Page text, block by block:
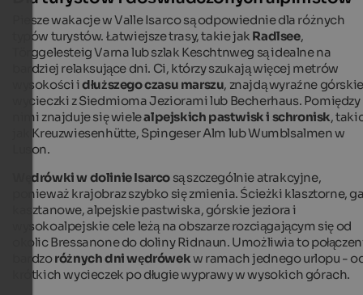
Piesze wakacje w Valle Isarco są odpowiednie dla różnych
typów turystów. Łatwiejsze trasy, takie jak Radlsee,
Törggelesteig Varna lub szlak Keschtnweg są idealne na
bardziej relaksujące dni. Ci, którzy szukają więcej metrów
wysokości idłuższego czasu marszu, znajdą wyraźne górskie
wycieczki z Siedmioma Jeziorami lub Becherhaus. Pomiędzy
nimi znajduje się wielealpejskich pastwisk i schronisk,
jak Kreuzwiesenhütte, Spingeser Alm lub Wumblsalmen w
Luson.
Wędrówki w dolinie Isarco są szczególnie atrakcyjne,
ponieważ krajobraz szybko się zmienia. Ścieżki klasztorne,
kasztanowe, alpejskie pastwiska, górskie jeziora i
wysokoalpejskie cele leżą na obszarze rozciągającym się od
okolic Bressanone do doliny Ridnaun. Umożliwia to
bardzoróżnych dni wędrówekw ramach jednego urlopu -
krótkich wycieczek po długie wyprawy w wysokich górach.